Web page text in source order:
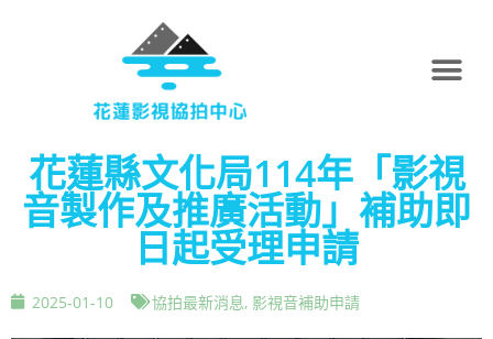
花蓮縣文化局114年「影視
音製作及推廣活動」補助即
日起受理申請
2025-01-10 協拍最新消息, 影視音補助申請